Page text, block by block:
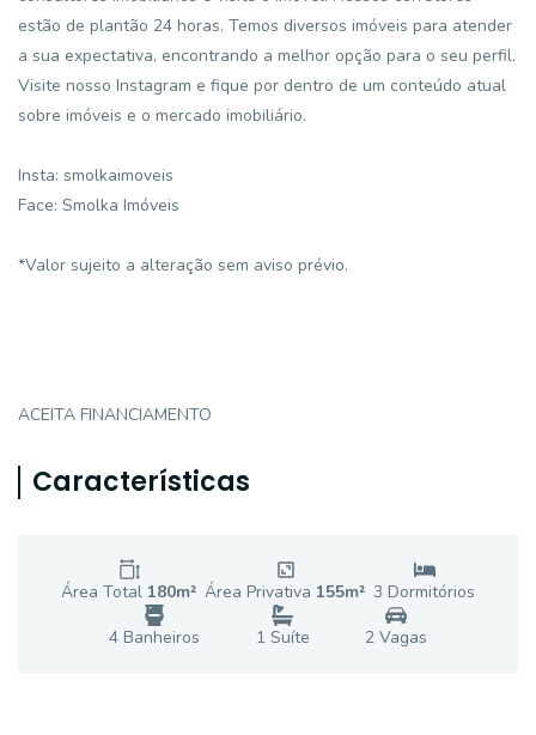
estão de plantão 24 horas. Temos diversos imóveis para atender
a sua expectativa, encontrando a melhor opção para o seu perfil.
Visite nosso Instagram e fique por dentro de um conteúdo atual
sobre imóveis e o mercado imobiliário.
Insta: smolkaimoveis
Face: Smolka Imóveis
*Valor sujeito a alteração sem aviso prévio.
ACEITA FINANCIAMENTO
Características
Área Total 180m² Área Privativa 155m² 3 Dormitórios
4 Banheiros 1 Suíte 2Vagas